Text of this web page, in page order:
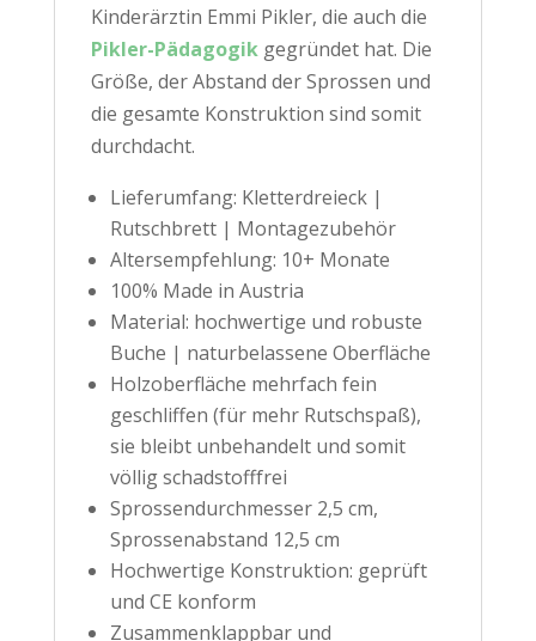
Kinderärztin Emmi Pikler, die auch die
Pikler-Pädagogikgegründet hat. Die
Größe, der Abstand der Sprossen und
die gesamte Konstruktion sind somit
durchdacht.
Lieferumfang: Kletterdreieck |
Rutschbrett | Montagezubehör
Altersempfehlung: 10+ Monate
100% Made in Austria
Material: hochwertige und robuste
Buche | naturbelassene Oberfläche
Holzoberfläche mehrfach fein
geschliffen (für mehr Rutschspaß),
sie bleibt unbehandelt und somit
völlig schadstofffrei
Sprossendurchmesser 2,5 cm,
Sprossenabstand 12,5 cm
Hochwertige Konstruktion: geprüft
und CE konform
Zusammenklappbar und